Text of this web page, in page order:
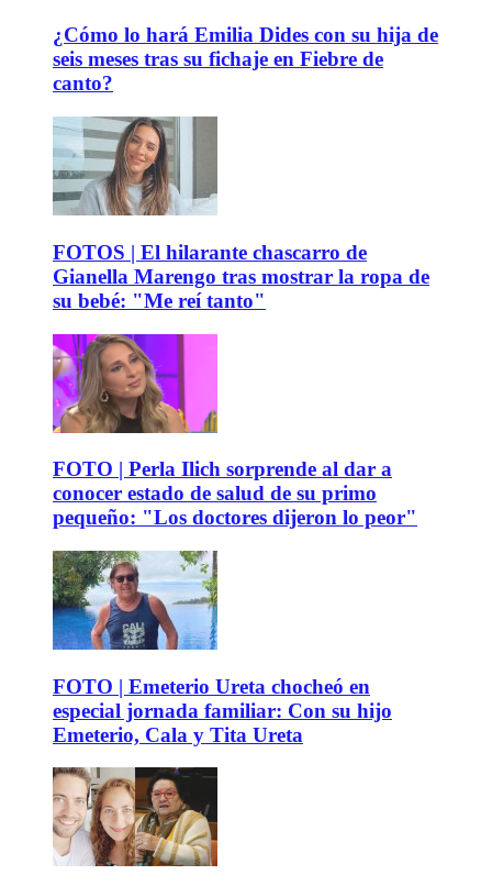
¿Cómo lo hará Emilia Dides con su hija de
seis meses tras su fichaje en Fiebre de
canto?
FOTOS | El hilarante chascarro de
Gianella Marengo tras mostrar la ropa de
su bebé: "Me reí tanto"
FOTO | Perla Ilich sorprende al dar a
conocer estado de salud de su primo
pequeño: "Los doctores dijeron lo peor"
FOTO | Emeterio Ureta chocheó en
especial jornada familiar: Con su hijo
Emeterio, Cala y Tita Ureta